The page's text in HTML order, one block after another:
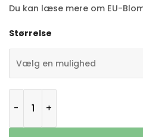
Du kan læse mere om EU-
Størrelse